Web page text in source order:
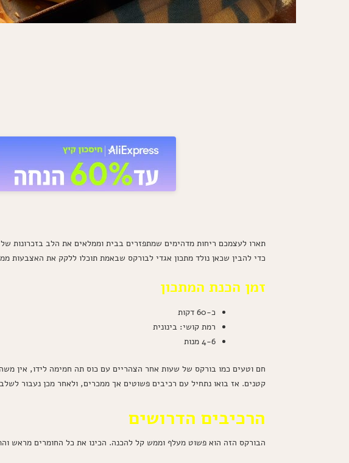
תארו לעצמכם ריחות מדהימים שמתפזרים בבית וממלאים את הלב בזכרונות
כדי להבין שכאן נולד מתכון אגדי לבורקס שבאמת תוכלו ללקק את האצבעות
זמן הכנת המתכון
כ-60 דקות
רמת קושי: בינונית
4-6 מנות
חם וטעים כמו בורקס של שעות אחר הצהריים עם כוס תה חמימה לידו, אין
קטנים. אז בואו נתחיל עם רכיבים פשוטים אך ממכרים, ולאחר מכן נעבור
הרכיבים הדרושים
הבורקס הזה הוא פשוט מעלף וממש קל להכנה. הכינו את כל החומרים מראש